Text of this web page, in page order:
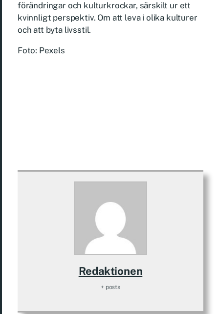
förändringar och kulturkrockar, särskilt ur ett
kvinnligt perspektiv. Om att leva i olika kulturer
och att byta livsstil.
Foto: Pexels
Redaktionen
+ posts